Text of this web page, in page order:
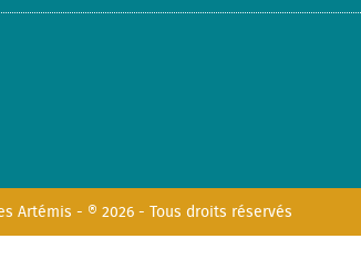
Artémis - ® 2026 - Tous droits réservés